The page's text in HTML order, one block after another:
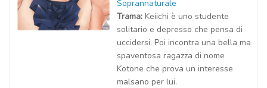
Soprannaturale
Trama: Keiichi è uno studente
solitario e depresso che pensa di
uccidersi. Poi incontra una bella ma
spaventosa ragazza di nome
Kotone che prova un interesse
malsano per lui.